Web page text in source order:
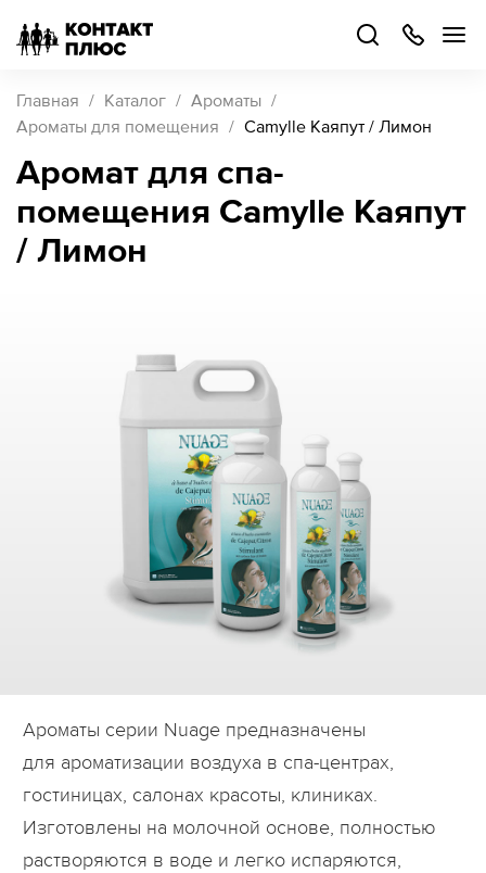
Главная Каталог
Ароматы
Ароматы для помещения
Camylle Каяпут / Лимон
Аромат для спа-
помещения Camylle Каяпут
/ Лимон
Ароматы серии Nuage предназначены
для ароматизации воздуха в спа-центрах,
гостиницах, салонах красоты, клиниках.
Изготовлены на молочной основе, полностью
растворяются в воде и легко испаряются,
499
504-
48
Каталог
товаров
Стать
Войти
Войти